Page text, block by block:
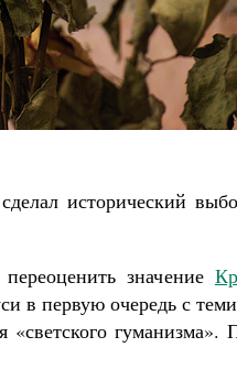
исторический
значение
в первую очередь с
гуманизма».
своё место в жизни
Мурышев